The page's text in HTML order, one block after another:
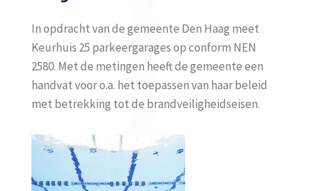
In opdracht van de gemeente Den Haag meet
Keurhuis 25 parkeergarages op conform NEN
2580. Met de metingen heeft de gemeente een
handvat voor o.a. het toepassen van haar beleid
met betrekking tot de brandveiligheidseisen.